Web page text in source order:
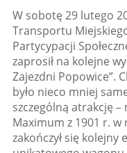
W sobotę 29 lutego
Transportu
Partycypacji
zaprosił na kolejne
Zajezdni Popowice”.
było nieco mniej
szczególną atrakcję
Maximum z 1901 r.
zakończył się